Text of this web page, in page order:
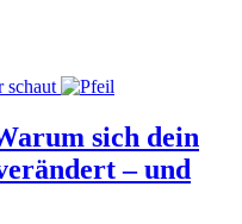
sich dein
– und